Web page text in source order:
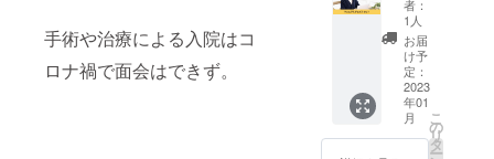
手術や治療による入院はコ
ロナ禍で面会はできず。
5)目
次機能
を付け
る 6)
アニ
メー
ション
を使用
する
はPDF
です。
アップ
4:Word
Press
を更新
する手
順 1)
バック
データ
ベース
※メール
にてお
届けい
たしま
す。 ※
マニュ
できま
す。 ※
詳細は
メール
にて調
整させ
ていた
だきま
けま
す。 個
別での
講座な
ので、
90分間
じっく
りと制
ト】 5
種類の
マニュ
アルの
中から
お好き
なマ
ニュア
者：
1人
お届
け予
定：
2023
年01
月
こ
の
リ
タ
ー